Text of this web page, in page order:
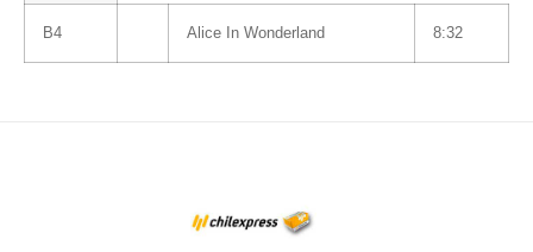
B4 Alice In Wonderland 8:32